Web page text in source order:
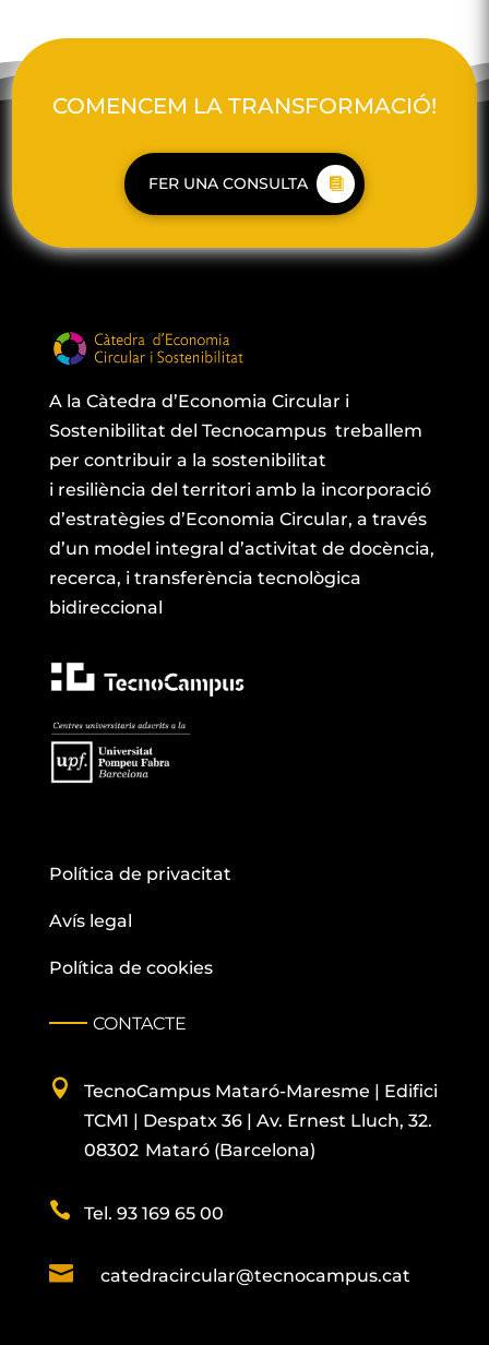
COMENCEM LA TRANSFORMACIÓ!
FER UNA CONSULTA
A la Càtedra d’Economia Circular i
Sostenibilitat del Tecnocampus treballem
per contribuir a la sostenibilitat
i resiliència del territori amb la incorporació
d’estratègies d’Economia Circular, a través
d’un model integral d’activitat de docència,
recerca, i transferència tecnològica
bidireccional
Política de privacitat
Avís legal
Política de cookies
CONTACTE
 TecnoCampusMataró-Maresme | Edifici
TCM1 | Despatx36 | Av. Ernest Lluch, 32.
08302 Mataró (Barcelona)
 Tel. 93 169 65 00
 catedracircular@tecnocampus.cat